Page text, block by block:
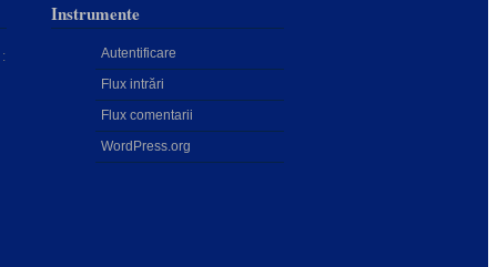
:
Instrumente
Autentificare
Flux intrări
Flux comentarii
WordPress.org